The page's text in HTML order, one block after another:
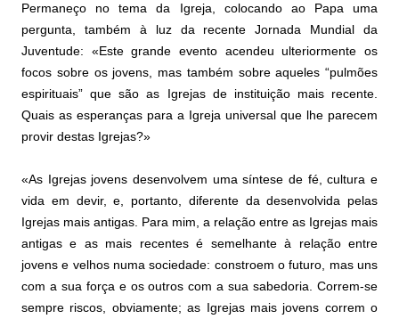
Permaneço no tema da Igreja, colocando ao Papa uma
pergunta, também à luz da recente Jornada Mundial da
Juventude: «Este grande evento acendeu ulteriormente os
focos sobre os jovens, mas também sobre aqueles “pulmões
espirituais” que são as Igrejas de instituição mais recente.
Quais as esperanças para a Igreja universal que lhe parecem
provir destas Igrejas?»
«As Igrejas jovens desenvolvem uma síntese de fé, cultura e
vida em devir, e, portanto, diferente da desenvolvida pelas
Igrejas mais antigas. Para mim, a relação entre as Igrejas mais
antigas e as mais recentes é semelhante à relação entre
jovens e velhos numa sociedade: constroem o futuro, mas uns
com a sua força e os outros com a sua sabedoria. Correm-se
sempre riscos, obviamente; as Igrejas mais jovens correm o